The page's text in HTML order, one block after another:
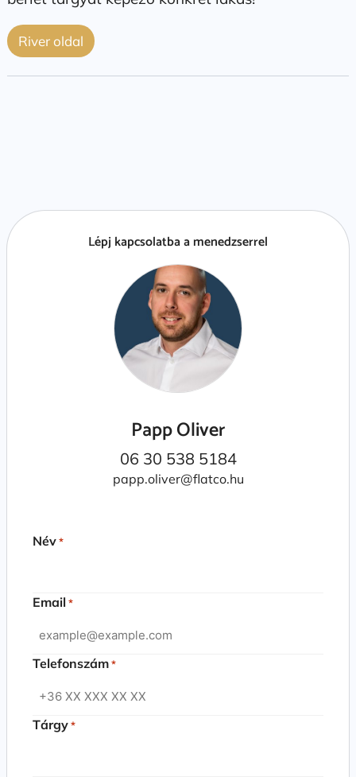
River oldal
Lépj kapcsolatba a menedzserrel
Papp Oliver
06 30 538 5184
papp.oliver@flatco.hu
Név *
Email *
Telefonszám *
Tárgy *